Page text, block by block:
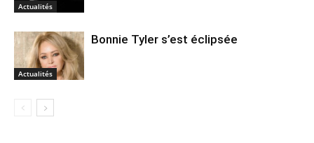
Actualités
Actualités
Bonnie Tyler s’est éclipsée